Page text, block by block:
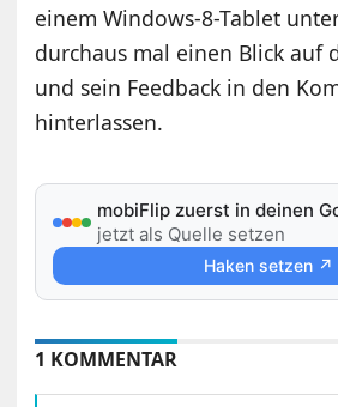
einem Windows-8-Tablet
durchaus mal einen Blick auf
und sein Feedback in den
hinterlassen.
mobiFlip zuerst in deinen
jetzt als Quelle setzen
Haken setzen ↗
1 KOMMENTAR